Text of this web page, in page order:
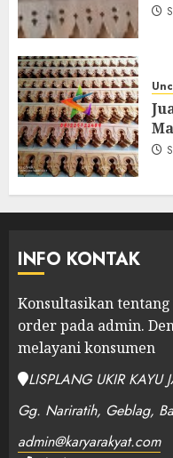
INFO KONTAK
Konsultasikan
order pada admin.
melayani konsumen
LISPLANG UKIR KAYU
Gg. Nariratih, Geblag,
admin@karyarakyat.com